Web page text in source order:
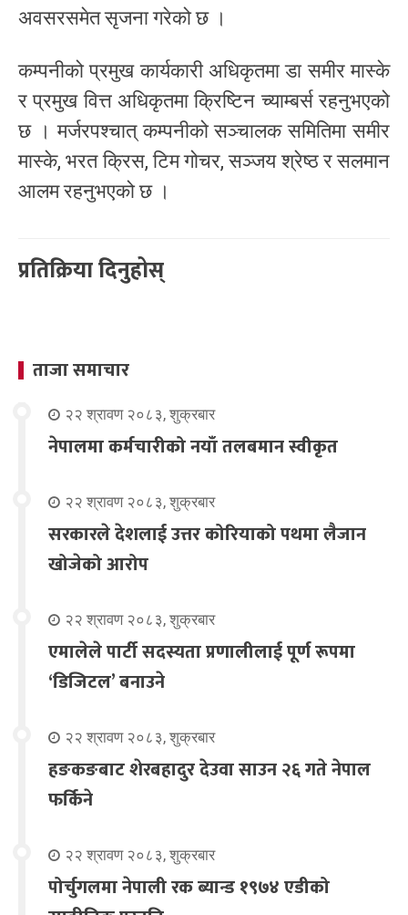
अवसरसमेत सृजना गरेको छ ।
कम्पनीको प्रमुख कार्यकारी अधिकृतमा डा समीर मास्के
र प्रमुख वित्त अधिकृतमा क्रिष्टिन च्याम्बर्स रहनुभएको
छ । मर्जरपश्चात् कम्पनीको सञ्चालक समितिमा समीर
मास्के, भरत क्रिस, टिम गोचर, सञ्जय श्रेष्ठ र सलमान
आलम रहनुभएको छ ।
प्रतिक्रिया दिनुहोस्
ताजा समाचार
२२ श्रावण २०८३, शुक्रबार
नेपालमा कर्मचारीको नयाँ तलबमान स्वीकृत
२२ श्रावण २०८३, शुक्रबार
सरकारले देशलाई उत्तर कोरियाको पथमा लैजान
खोजेको आरोप
२२ श्रावण २०८३, शुक्रबार
एमालेले पार्टी सदस्यता प्रणालीलाई पूर्ण रूपमा
‘डिजिटल’ बनाउने
२२ श्रावण २०८३, शुक्रबार
हङकङबाट शेरबहादुर देउवा साउन २६ गते नेपाल
फर्किने
२२ श्रावण २०८३, शुक्रबार
पोर्चुगलमा नेपाली रक ब्यान्ड १९७४ एडीको